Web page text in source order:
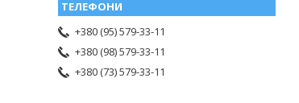
+380 (95) 579-33-11
+380 (98) 579-33-11
+380 (73) 579-33-11